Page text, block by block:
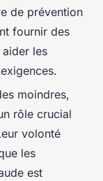
de prévention
fournir des
les
moindres,
rôle crucial
volonté
les
est